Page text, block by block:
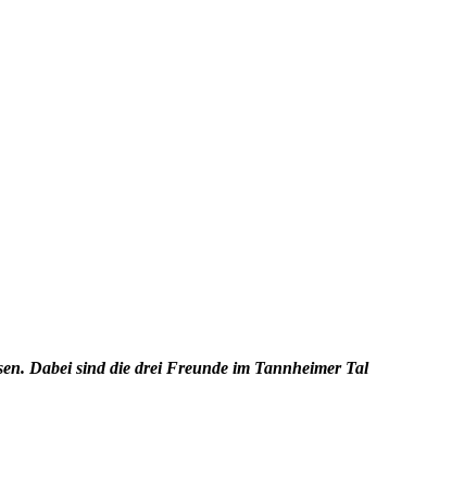
Dabei sind die drei Freunde im Tannheimer Tal